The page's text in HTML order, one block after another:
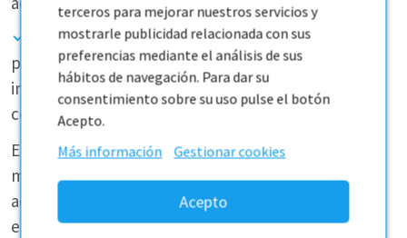
Web estática:No permite cambios fáciles por
parte del usuario. Cada modificación requiere la
intervención de un programador, lo que puede ser
costoso y lento.
En resumen, mientras que las webs estáticas son
más rápidas de desarrollar inicialmente, las
administrables son mucho más prácticas y
escalables a largo plazo, especialmente para
terceros para mejorar nuestros servicios y
mostrarle publicidad relacionada con sus
preferencias mediante el análisis de sus
hábitos de navegación. Para dar su
consentimiento sobre su uso pulse el botón
Acepto.
Más información
Gestionar cookies